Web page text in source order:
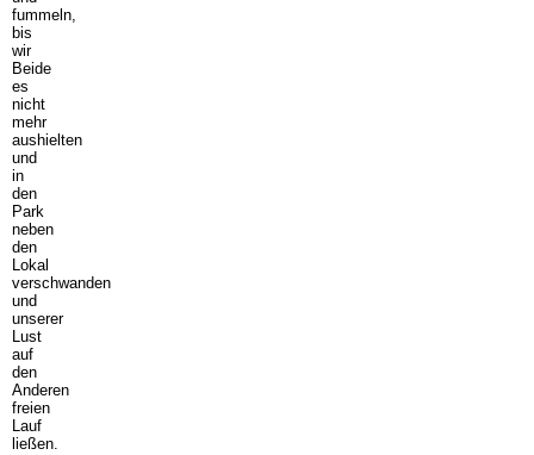
fummeln,
bis
wir
Beide
es
nicht
mehr
aushielten
und
in
den
Park
neben
den
Lokal
verschwanden
und
unserer
Lust
auf
den
Anderen
freien
Lauf
ließen.